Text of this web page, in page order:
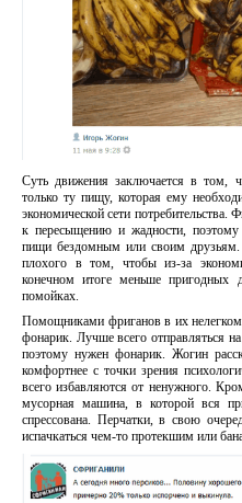
Суть движения заключается в том,
только ту пищу, которая ему
экономической сети потребительства.
к пересыщению и жадности, поэтому
пищи бездомным или своим
плохого в том, чтобы из-за
конечном итоге меньше пригодных
помойках.
Помощниками фриганов в их
фонарик. Лучше всего отправляться
поэтому нужен фонарик. Жогин
комфортнее с точки зрения
всего избавляются от ненужного.
мусорная машина, в которой вся
спрессована. Перчатки, в свою
испачкаться чем-то протекшим или